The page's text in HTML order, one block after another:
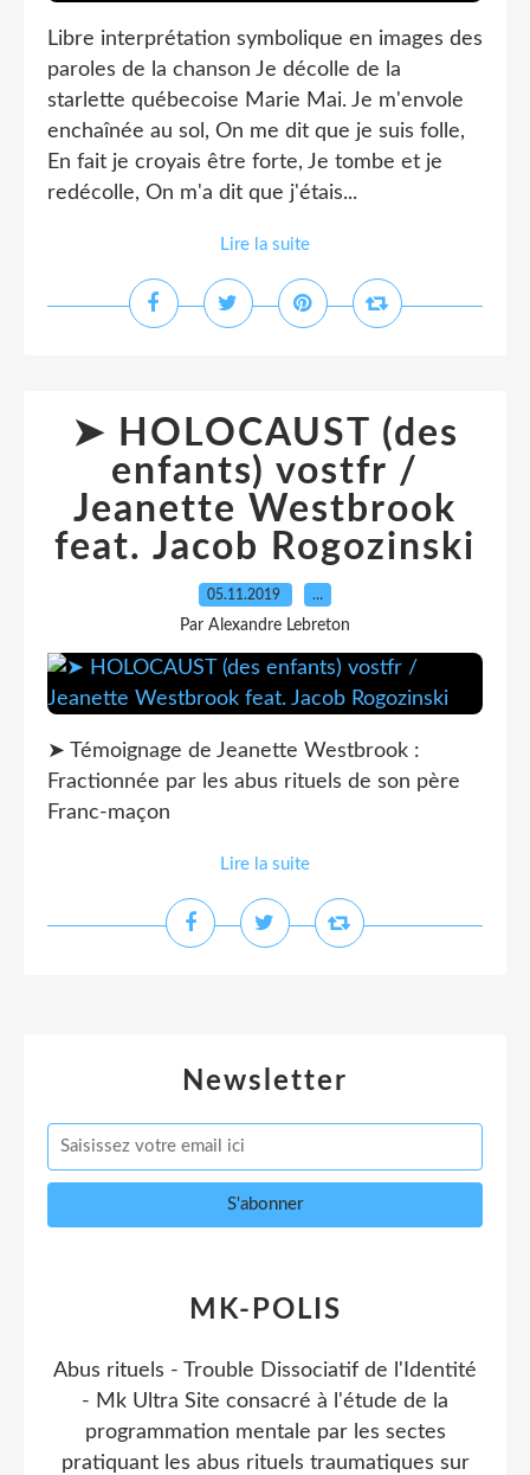
Libre interprétation symbolique en images des
paroles de la chanson Je décolle de la
starlette québecoise Marie Mai. Je m'envole
enchaînée au sol, On me dit que je suis folle,
En fait je croyais être forte, Je tombe et je
redécolle, On m'a dit que j'étais...
Lire la suite
➤ HOLOCAUST (des
enfants) vostfr /
Jeanette Westbrook
feat. Jacob Rogozinski
05.11.2019 …
Par Alexandre Lebreton
➤ Témoignage de Jeanette Westbrook :
Fractionnée par les abus rituels de son père
Franc-maçon
Lire la suite
Newsletter
MK-POLIS
Abus rituels - Trouble Dissociatif de l'Identité
- Mk Ultra Site consacré à l'étude de la
programmation mentale par les sectes
pratiquant les abus rituels traumatiques sur